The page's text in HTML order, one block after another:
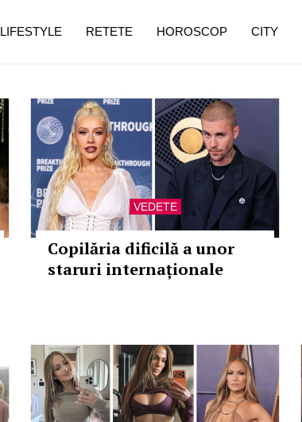
VEDETE
Copilăria dificilă a unor
staruri internaționale
LIFESTYLE RETETE HOROSCOP CITY
vârstă
de dureroasă este investigația